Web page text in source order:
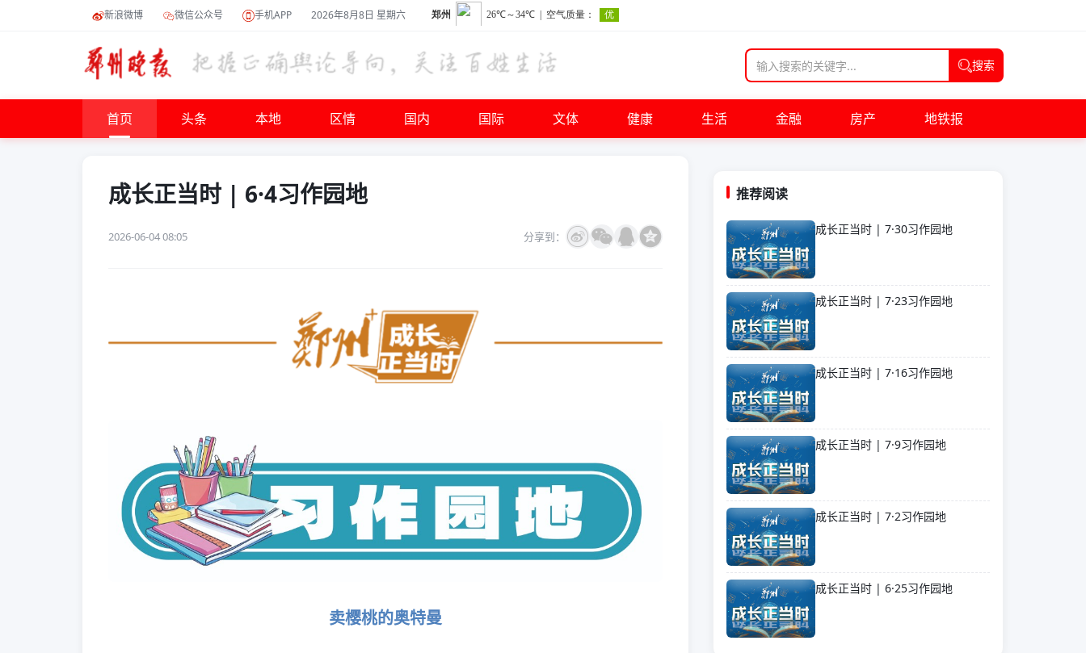
新浪微博 微信公众号 手机APP 2026年8月8日 星期六
搜索
首页 头条 本地 区情 国内 国际 文体 健康 生活 金融 房产 地铁报
成长正当时 | 6·4习作园地
2026-06-04 08:05 分享到：
卖樱桃的奥特曼
推荐阅读
成长正当时 | 7·30习作园地
成长正当时 | 7·23习作园地
成长正当时 | 7·16习作园地
成长正当时 | 7·9习作园地
成长正当时 | 7·2习作园地
成长正当时 | 6·25习作园地